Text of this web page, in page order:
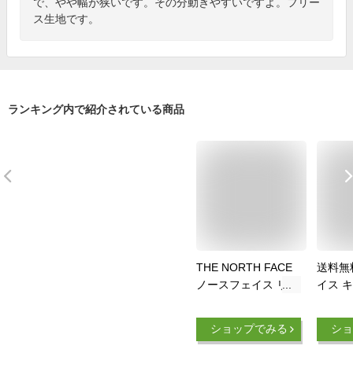
ス生地です。
ランキング内で紹介されている商品
THE NORTH FACE
ノースフェイス リバ
フリース ネックゲイ
ター NNJ72200 ネッ
ショップでみる
送料無
イス
ブル
ども
シ